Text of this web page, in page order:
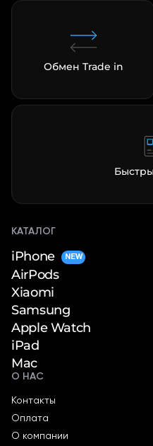
Обмен Trade in
КАТАЛОГ
iPhone NEW
AirPods
Xiaomi
Samsung
Apple Watch
iPad
Mac
О НАС
Контакты
Оплата
О компании